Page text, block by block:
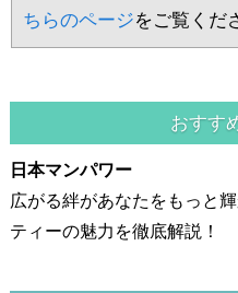
ちらのページをご覧くだ
おすす
日本マンパワー
広がる絆があなたをもっと
ティーの魅力を徹底解説！